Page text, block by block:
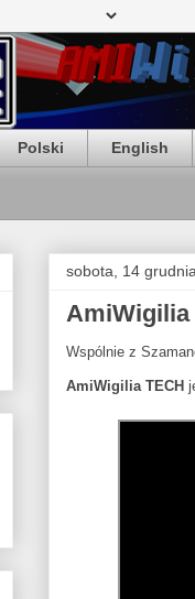
Polski English
sobota, 14
AmiWigilia
Wspólnie z
AmiWigilia TECH